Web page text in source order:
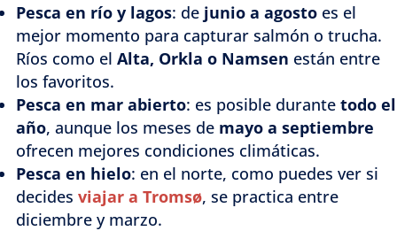
Pesca en río y lagos: de junio a agosto es el
mejor momento para capturar salmón o trucha.
Ríos como el Alta, Orkla o Namsen están entre
los favoritos.
Pesca en mar abierto: es posible durante todo el
año, aunque los meses de mayo a septiembre
ofrecen mejores condiciones climáticas.
Pesca en hielo: en el norte, como puedes ver si
decides viajar a Tromsø, se practica entre
diciembre y marzo.